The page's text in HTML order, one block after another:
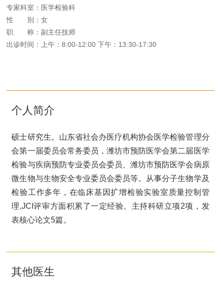
专家科室：医学检验科
性
别 ：女
职
称 ：副主任技师
出诊时间：上午：8:00-12:00 下午：13:30-17:30
个人简介
硕士研究生。山东省社会办医疗机构协会医学检验管理分
会第一届委员会常务委员，潍坊市预防医学会第二届医学
检验与疾病预防专业委员会委员、潍坊市预防医学会病原
微生物与生物安全专业委员会委员等。从事分子生物学及
检验工作多年，在临床基因扩增检验实验室质量控制管
理,JCI评审方面积累了一定经验。主持科研立项2项，发
表核心论文5篇。
其他医生